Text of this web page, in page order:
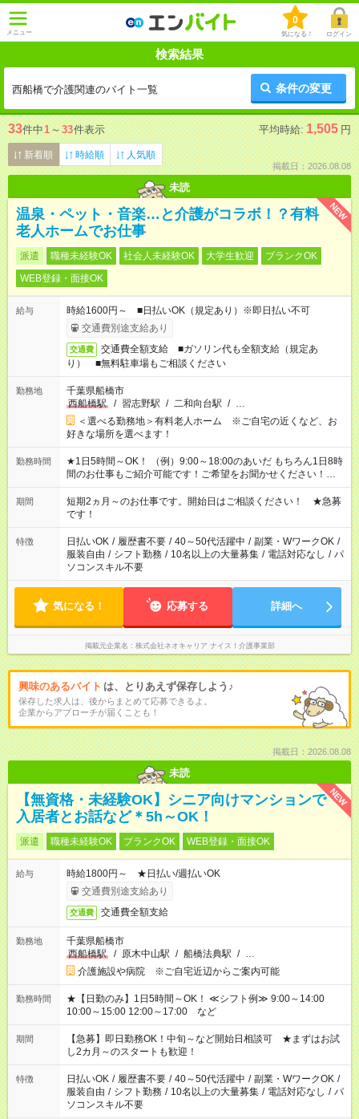
メニュー
0
気になる！ ログイン
検索結果
西船橋で介護関連のバイト一覧 条件の変更
33件中1 ～ 33件表示 平均時給: 1,505 円
新着順 時給順 人気順
掲載日：2026.08.08
未読
NEW
温泉・ペット・音楽…と介護がコラボ！？有料
老人ホームでお仕事
派遣 職種未経験OK 社会人未経験OK 大学生歓迎
ブランクOK
WEB登録・面接OK
給与
時給1600円～ ■日払いOK（規定あり）※即日払い不可
交通費別途支給あり
交通費
交通費全額支給 ■ガソリン代も全額支給（規定あ
り） ■無料駐車場もご相談ください
勤務地
千葉県船橋市
西船橋駅
/ 習志野駅 / 二和向台駅 / …
＜選べる勤務地＞有料老人ホーム ※ご自宅の近くなど、お
好きな場所を選べます！
勤務時間
★1日5時間～OK！ （例）9:00～18:00のあいだ もちろん1日8時
間のお仕事もご紹介可能です！ご希望をお聞かせください！★家
庭の都合でお休みが必要な場合も遠慮なくご相談ください。 ※
週最低15時間以上の勤務が必要です
期間
短期2ヵ月～のお仕事です。開始日はご相談ください！ ★急募
です！
特徴 日払いOK / 履歴書不要 / 40～50代活躍中 / 副業・WワークOK /
服装自由 / シフト勤務 / 10名以上の大量募集 / 電話対応なし / パ
ソコンスキル不要
気になる！ 応募する 詳細へ
掲載元企業名 株式会社ネオキャリア ナイス！介護事業部
興味のあるバイト は、とりあえず保存しよう♪
保存した求人は、後からまとめて応募できるよ。
企業からアプローチが届くことも！
掲載日：2026.08.08
未読
NEW
【無資格・未経験OK】シニア向けマンションで
入居者とお話など＊5h～OK！
派遣 職種未経験OK ブランクOK WEB登録・面接OK
給与
時給1800円～ ★日払い/週払いOK
交通費別途支給あり
交通費 交通費全額支給
勤務地
千葉県船橋市
西船橋駅
/ 原木中山駅 / 船橋法典駅 / …
介護施設や病院 ※ご自宅近辺からご案内可能
勤務時間
★【日勤のみ】1日5時間～OK！ ≪シフト例≫ 9:00～14:00
10:00～15:00 12:00～17:00 など
期間
【急募】即日勤務OK！中旬～など開始日相談可 ★まずはお試
し2カ月～のスタートも歓迎！
特徴 日払いOK / 履歴書不要 / 40～50代活躍中 / 副業・WワークOK /
服装自由 / シフト勤務 / 10名以上の大量募集 / 電話対応なし / パ
ソコンスキル不要